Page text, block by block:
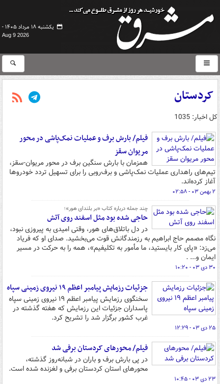
یکشنبه ۱۸ مرداد ۱۴۰۵ -
Aug 9 2026
کردستان
کل اخبار: 1035
فیلم/ بارش برف و عملیات نمک‌پاشی در محور
مریوان سقز
همزمان با بارش سنگین برف در محور مریوان-سقز،
تیم‌های راهداری عملیات نمک‌پاشی و برف‌روبی را برای تسهیل تردد خودروها
آغاز کرده‌اند.
۲ بهمن ۰۳ - ۰۲:۵۸
چند جمله درباره کتاب «بر بلندای هور»؛
حاجی شده بود مثل اسفند روی آتش
در دل باتلاق‌های هور، وقتی امیدی به پیروزی نبود،
نگاه مصمم حاج ابراهیم به رزمندگانش قوت می‌بخشید. صدای او که فریاد
می‌زد: «پای کار بایستید، ما مأمور به تکلیفیم»، همه را به حرکت در مسیر
ایمان و... .
۳۰ دی ۰۳ - ۱۰:۲۰
جزئیات رزمایش پیامبر اعظم ۱۹ نیروی زمینی سپاه
سخنگوی رزمایش پیامبر اعظم ۱۹ نیروی زمینی سپاه
پاسداران جزئیات این رزمایش که هفته گذشته در
غرب کشور برگزار شد را تشریح کرد.
۲۵ دی ۰۳ - ۱۲:۲۹
فیلم/ محورهای کردستان برفی شد
در پی بارش‌ برف و باران در شبانه‌روز گذشته،
محورهای استان کردستان برفی و لغزنده شده است.
۲۳ دی ۰۳ - ۱۰:۴۵